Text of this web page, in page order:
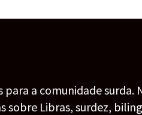
a comunidade surda.
sobre Libras, surdez,